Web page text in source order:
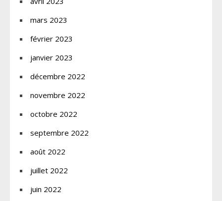
mars 2023
février 2023
janvier 2023
décembre 2022
novembre 2022
octobre 2022
septembre 2022
août 2022
juillet 2022
juin 2022